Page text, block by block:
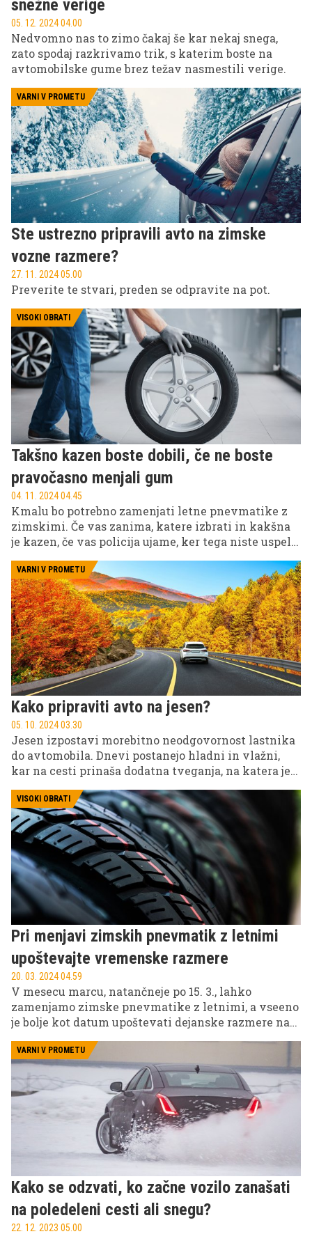
snežne verige
05. 12. 2024 04.00
Nedvomno nas to zimo čakaj še kar nekaj snega,
zato spodaj razkrivamo trik, s katerim boste na
avtomobilske gume brez težav nasmestili verige.
VARNI V PROMETU
Ste ustrezno pripravili avto na zimske
vozne razmere?
27. 11. 2024 05.00
Preverite te stvari, preden se odpravite na pot.
VISOKI OBRATI
Takšno kazen boste dobili, če ne boste
pravočasno menjali gum
04. 11. 2024 04.45
Kmalu bo potrebno zamenjati letne pnevmatike z
zimskimi. Če vas zanima, katere izbrati in kakšna
je kazen, če vas policija ujame, ker tega niste uspeli
VARNI V PROMETU
Kako pripraviti avto na jesen?
05. 10. 2024 03.30
Jesen izpostavi morebitno neodgovornost lastnika
do avtomobila. Dnevi postanejo hladni in vlažni,
kar na cesti prinaša dodatna tveganja, na katera je
VISOKI OBRATI
Pri menjavi zimskih pnevmatik z letnimi
upoštevajte vremenske razmere
20. 03. 2024 04.59
V mesecu marcu, natančneje po 15. 3., lahko
zamenjamo zimske pnevmatike z letnimi, a vseeno
je bolje kot datum upoštevati dejanske razmere na
Preverite v nadaljevanju.
VARNI V PROMETU
Kako se odzvati, ko začne vozilo zanašati
na poledeleni cesti ali snegu?
22. 12. 2023 05.00